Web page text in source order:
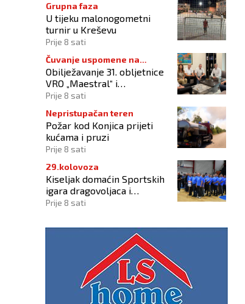
Grupna faza
U tijeku malonogometni
turnir u Kreševu
Prije 8 sati
Čuvanje uspomene na
branitelje
Obilježavanje 31. obljetnice
VRO „Maestral“ i
oslobođenja Jajca uz
Prije 8 sati
Nepristupačan teren
Požar kod Konjica prijeti
kućama i pruzi
Prije 8 sati
29.kolovoza
Kiseljak domaćin Sportskih
igara dragovoljaca i
veterana HVO-a ŽSB i Dana
Prije 8 sati